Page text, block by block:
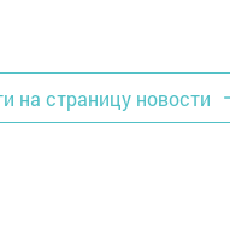
на страницу новости